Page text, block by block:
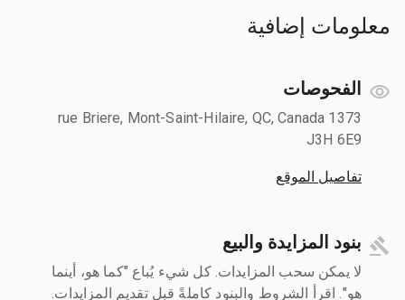
معلومات إضافية
الفحوصات
1373 rue Briere, Mont-Saint-Hilaire, QC, Canada
J3H 6E9
تفاصيل الموقع
بنود المزايدة والبيع
لا يمكن سحب المزايدات. كل شيء يُباع "كما هو، أينما
هو". اقرأ الشروط والبنود كاملةً قبل تقديم المزايدات.